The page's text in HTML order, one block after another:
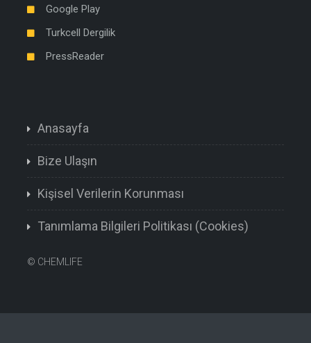
Google Play
Turkcell Dergilik
PressReader
Anasayfa
Bize Ulaşın
Kişisel Verilerin Korunması
Tanımlama Bilgileri Politikası (Cookies)
© CHEMLIFE